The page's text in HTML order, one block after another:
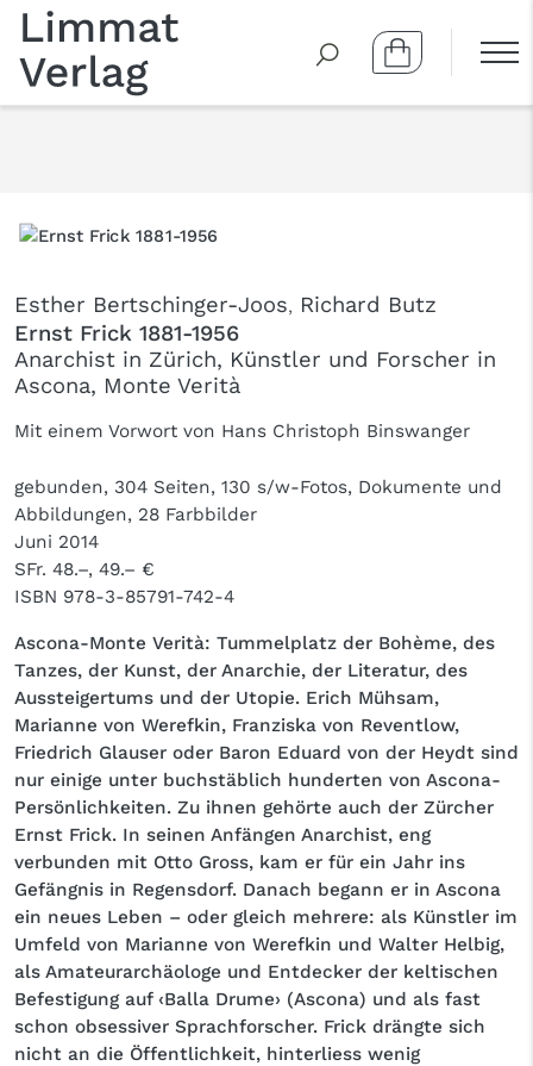
Esther Bertschinger-Joos, Richard Butz
Ernst Frick 1881-1956
Anarchist in Zürich, Künstler und Forscher in
Ascona, Monte Verità
Mit einem Vorwort von Hans Christoph Binswanger
gebunden, 304 Seiten, 130 s/w-Fotos, Dokumente und
Abbildungen, 28 Farbbilder
Juni 2014
SFr. 48.–, 49.– €
ISBN 978-3-85791-742-4
Ascona-Monte Verità: Tummelplatz der Bohème, des
Tanzes, der Kunst, der Anarchie, der Literatur, des
Aussteigertums und der Utopie. Erich Mühsam,
Marianne von Werefkin, Franziska von Reventlow,
Friedrich Glauser oder Baron Eduard von der Heydt sind
nur einige unter buchstäblich hunderten von Ascona-
Persönlichkeiten. Zu ihnen gehörte auch der Zürcher
Ernst Frick. In seinen Anfängen Anarchist, eng
verbunden mit Otto Gross, kam er für ein Jahr ins
Gefängnis in Regensdorf. Danach begann er in Ascona
ein neues Leben – oder gleich mehrere: als Künstler im
Umfeld von Marianne von Werefkin und Walter Helbig,
als Amateurarchäologe und Entdecker der keltischen
Befestigung auf ‹Balla Drume› (Ascona) und als fast
schon obsessiver Sprachforscher. Frick drängte sich
nicht an die Öffentlichkeit, hinterliess wenig